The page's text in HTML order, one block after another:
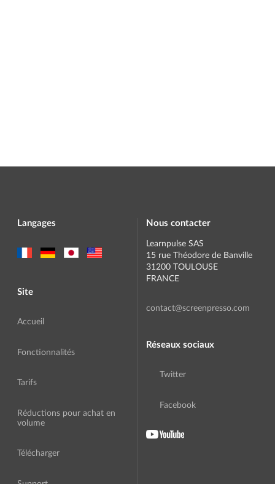
Langages
Site
Accueil
Fonctionnalités
Tarifs
Réductions pour achat en
volume
Télécharger
Nous contacter
Learnpulse SAS
15 rue Théodore de Banville
31200 TOULOUSE
FRANCE
contact@screenpresso.com
Réseaux sociaux
Twitter
Facebook